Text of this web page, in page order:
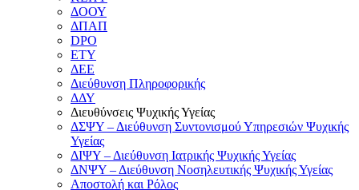
ΔΟΟΥ
ΔΠΑΠ
DPO
ΕΤΥ
ΔΕΕ
Διεύθυνση Πληροφορικής
ΔΔΥ
Διευθύνσεις Ψυχικής Υγείας
ΔΣΨΥ – Διεύθυνση Συντονισμού Υπηρεσιών Ψυχικής
Υγείας
ΔΙΨΥ – Διεύθυνση Ιατρικής Ψυχικής Υγείας
ΔΝΨΥ – Διεύθυνση Νοσηλευτικής Ψυχικής Υγείας
Αποστολή και Ρόλος